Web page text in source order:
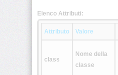
<colgroup>
Elenco Attributi:
Attributo Valore
class
Nome della
classe